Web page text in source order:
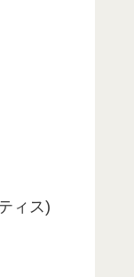
ィス)